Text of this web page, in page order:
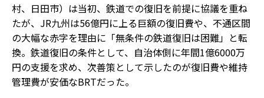
村、日田市）は当初、鉄道での復旧を前提に協議を重ね
たが、JR九州は56億円に上る巨額の復旧費や、不通区間
の大幅な赤字を理由に「無条件の鉄道復旧は困難」と転
換。鉄道復旧の条件として、自治体側に年間1億6000万
円の支援を求め、次善策として示したのが復旧費や維持
管理費が安価なBRTだった。